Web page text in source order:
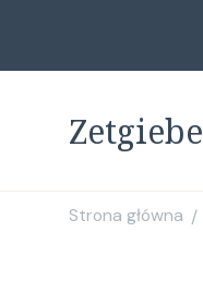
Zetgiebe
Strona główna /